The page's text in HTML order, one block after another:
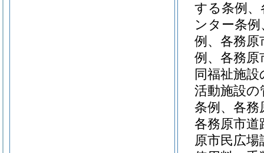
する条例、
ンター条
例、各務原
例、各務原
同福祉施
活動施設の
条例、各
各務原市道
原市民広